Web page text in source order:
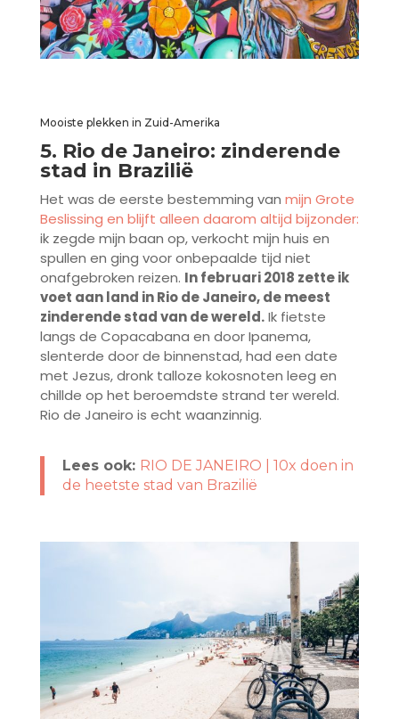
Mooiste plekken in Zuid-Amerika
5. Rio de Janeiro: zinderende
stad in Brazilië
Het was de eerste bestemming van mijn Grote
Beslissing en blijft alleen daarom altijd bijzonder:
ik zegde mijn baan op, verkocht mijn huis en
spullen en ging voor onbepaalde tijd niet
onafgebroken reizen. In februari 2018 zette ik
voet aan land in Rio de Janeiro, de meest
zinderende stad van de wereld.Ik fietste
langs de Copacabana en door Ipanema,
slenterde door de binnenstad, had een date
met Jezus, dronk talloze kokosnoten leeg en
chillde op het beroemdste strand ter wereld.
Rio de Janeiro is echt waanzinnig.
Lees ook: RIO DE JANEIRO | 10x doen in
de heetste stad van Brazilië